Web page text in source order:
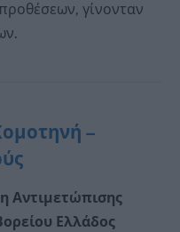
γίνονταν
–
Αντιμετώπισης
Ελλάδος